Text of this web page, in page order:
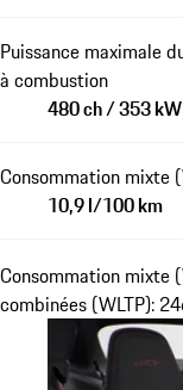
Puissance maximale
à combustion
480 ch / 353 kW
Consommation mixte
10,9 l/100 km
Consommation mixte
combinées (WLTP):